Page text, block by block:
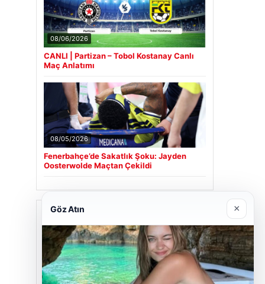
08/06/2026
CANLI | Partizan – Tobol Kostanay Canlı
Maç Anlatımı
08/05/2026
Fenerbahçe’de Sakatlık Şoku: Jayden
Oosterwolde Maçtan Çekildi
Son Eklenen Firmalar
Cengiz Sigorta
06/23/2026
Göz Atın ×